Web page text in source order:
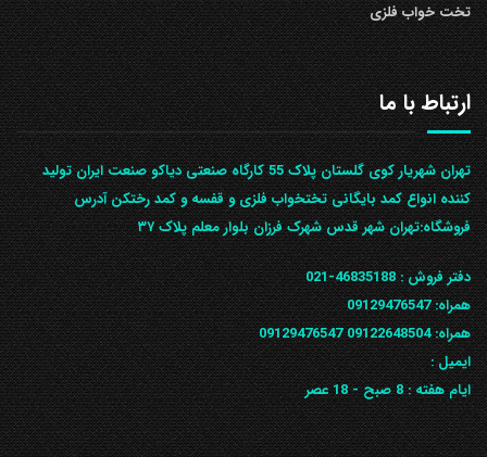
تخت خواب فلزی
ارتباط با ما
تهران شهریار کوی گلستان پلاک 55 کارگاه صنعتی دیاکو صنعت ایران تولید
کننده انواع کمد بایگانی تختخواب فلزی و قفسه و کمد رختکن آدرس
ف‍روشگاه:تهران شهر قدس شهرک فرزان بلوار معلم پلاک ۳۷
دفتر فروش :46835188-021
همراه:09129476547
همراه: 09122648504
09129476547
ایمیل :
ایام هفته :8 صبح - 18 عصر